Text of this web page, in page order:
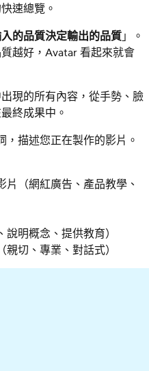
速總覽。
的品質決定輸出的品質 」。
越好，Avatar 看起來就會
現的所有內容，從手勢、臉
終成果中。
描述您正在製作的影片。
（網紅廣告、產品教學、
明概念、提供教育）
切、專業、對話式）